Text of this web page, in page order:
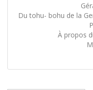
Du tohu- bohu de la
À propos